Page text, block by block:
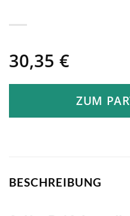
30,35 €
ZUM
BESCHREIBUNG